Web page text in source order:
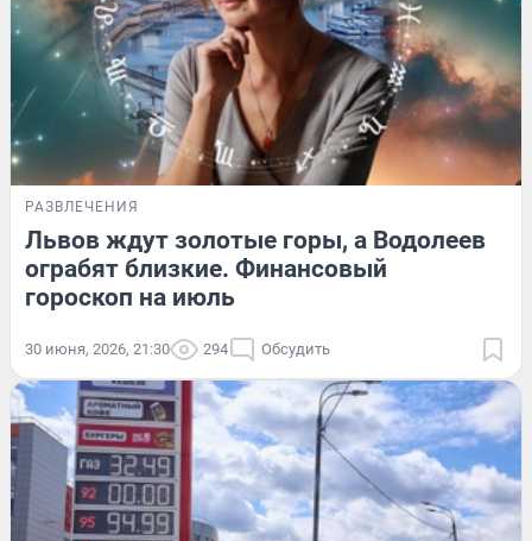
РАЗВЛЕЧЕНИЯ
Львов ждут золотые горы, а Водолеев
ограбят близкие. Финансовый
гороскоп на июль
30 июня, 2026, 21:30 294 Обсудить